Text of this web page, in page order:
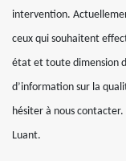
intervention.
ceux qui souhaitent
état et toute dimension
d’information sur la
hésiter à nous
Luant.